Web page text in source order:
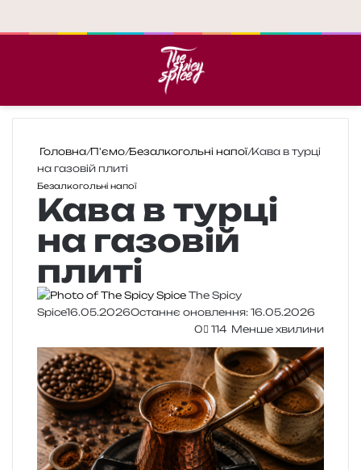
Головна/П'ємо/Безалкогольні напої/Кава в турці
на газовій плиті
Безалкогольні напої
Кава в турці
на газовій
плиті
The Spicy
Spice16.05.2026Останнє оновлення: 16.05.2026
0
114 Менше хвилини